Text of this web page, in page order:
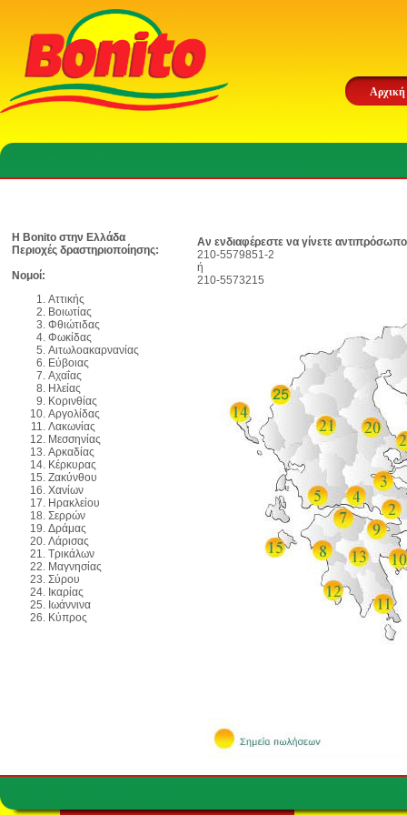
Αρχική
Η Bonito στην Ελλάδα
Περιοχές δραστηριοποίησης:
Νομοί:
Αττικής
Βοιωτίας
Φθιώτιδας
Φωκίδας
Αιτωλοακαρνανίας
Εύβοιας
Αχαΐας
Ηλείας
Κορινθίας
Αργολίδας
Λακωνίας
Μεσσηνίας
Αρκαδίας
Κέρκυρας
Ζακύνθου
Χανίων
Ηρακλείου
Σερρών
Δράμας
Λάρισας
Τρικάλων
Μαγνησίας
Σύρου
Ικαρίας
Ιωάννινα
Κύπρος
Αν ενδιαφέρεστε να γίνετε
210-5579851-2
ή
210-5573215